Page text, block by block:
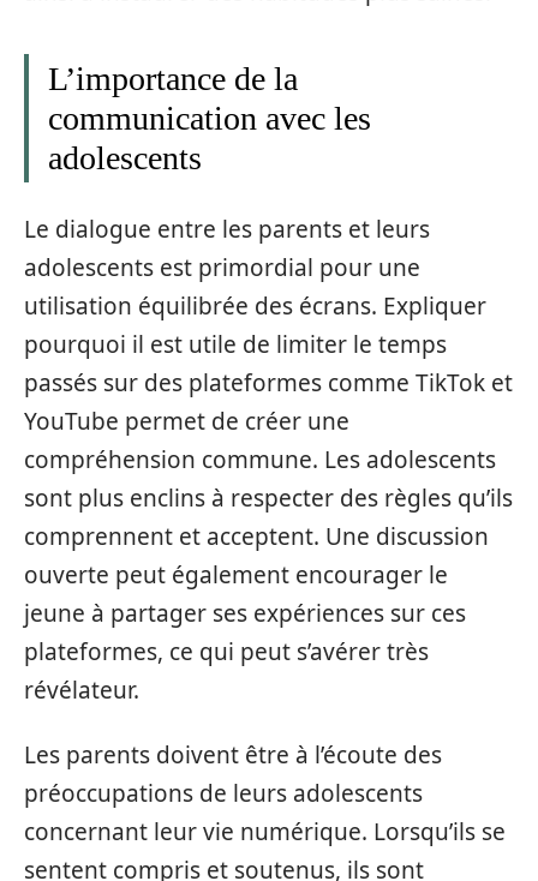
L’importance de la
communication avec les
adolescents
Le dialogue entre les parents et leurs
adolescents est primordial pour une
utilisation équilibrée des écrans. Expliquer
pourquoi il est utile de limiter le temps
passés sur des plateformes comme TikTok et
YouTube permet de créer une
compréhension commune. Les adolescents
sont plus enclins à respecter des règles qu’ils
comprennent et acceptent. Une discussion
ouverte peut également encourager le
jeune à partager ses expériences sur ces
plateformes, ce qui peut s’avérer très
révélateur.
Les parents doivent être à l’écoute des
préoccupations de leurs adolescents
concernant leur vie numérique. Lorsqu’ils se
sentent compris et soutenus, ils sont